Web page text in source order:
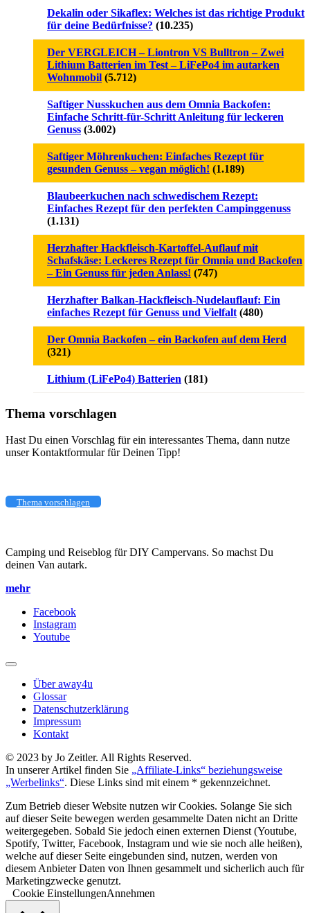
Dekalin oder Sikaflex: Welches ist das richtige Produkt
für deine Bedürfnisse? (10.235)
Der VERGLEICH – Liontron VS Bulltron – Zwei
Lithium Batterien im Test – LiFePo4 im autarken
Wohnmobil (5.712)
Saftiger Nusskuchen aus dem Omnia Backofen:
Einfache Schritt-für-Schritt Anleitung für leckeren
Genuss (3.002)
Saftiger Möhrenkuchen: Einfaches Rezept für
gesunden Genuss – vegan möglich! (1.189)
Blaubeerkuchen nach schwedischem Rezept:
Einfaches Rezept für den perfekten Campinggenuss
(1.131)
Herzhafter Hackfleisch-Kartoffel-Auflauf mit
Schafskäse: Leckeres Rezept für Omnia und Backofen
– Ein Genuss für jeden Anlass! (747)
Herzhafter Balkan-Hackfleisch-Nudelauflauf: Ein
einfaches Rezept für Genuss und Vielfalt (480)
Der Omnia Backofen – ein Backofen auf dem Herd
(321)
Lithium (LiFePo4) Batterien (181)
Thema vorschlagen
Hast Du einen Vorschlag für ein interessantes Thema, dann nutze
unser Kontaktformular für Deinen Tipp!
Thema vorschlagen
Camping und Reiseblog für DIY Campervans. So machst Du
deinen Van autark.
mehr
Facebook
Instagram
Youtube
Über away4u
Glossar
Datenschutzerklärung
Impressum
Kontakt
© 2023 by Jo Zeitler. All Rights Reserved.
In unserer Artikel finden Sie „Affiliate-Links“ beziehungsweise
„Werbelinks“. Diese Links sind mit einem * gekennzeichnet.
Zum Betrieb dieser Website nutzen wir Cookies. Solange Sie sich
auf dieser Seite bewegen werden gesammelte Daten nicht an Dritte
weitergegeben. Sobald Sie jedoch einen externen Dienst (Youtube,
Spotify, Twitter, Facebook, Instagram und wie sie noch alle heißen),
welche auf dieser Seite eingebunden sind, nutzen, werden von
diesem Anbieter Daten von Ihnen gesammelt und sicherlich auch für
Marketingzwecke genutzt.
Cookie EinstellungenAnnehmen